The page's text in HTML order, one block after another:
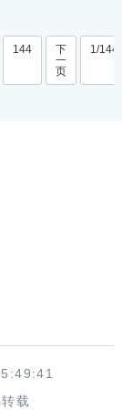
144
下
一
页
1/144
载